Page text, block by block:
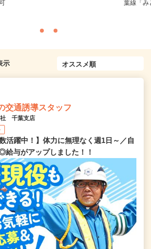
葉線「み
示
交通誘導スタッフ
社 千葉支店
活躍中！】体力に無理なく週1日～／自
給与がアップしました！！